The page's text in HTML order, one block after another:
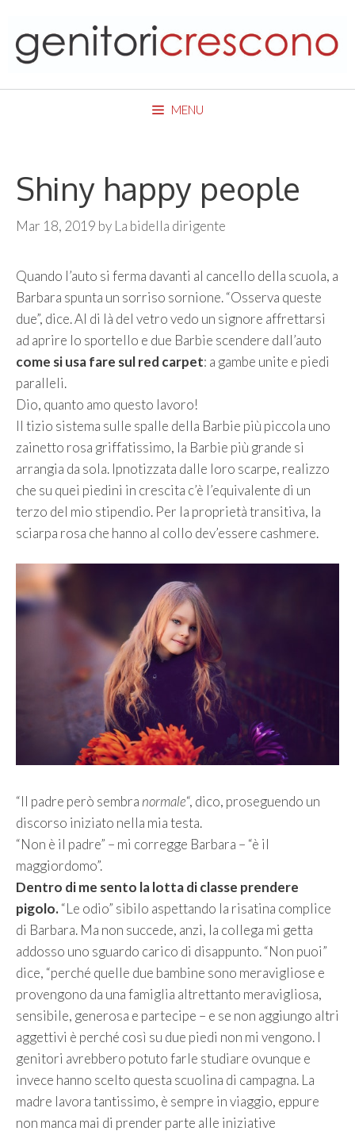
content
MENU
Shiny happy people
Mar 18, 2019 by La bidella dirigente
Quando l’auto si ferma davanti al cancello della scuola, a
Barbara spunta un sorriso sornione. “Osserva queste
due”, dice. Al di là del vetro vedo un signore affrettarsi
ad aprire lo sportello e due Barbie scendere dall’auto
come si usa fare sul red carpet: a gambe unite e piedi
paralleli.
Dio, quanto amo questo lavoro!
Il tizio sistema sulle spalle della Barbie più piccola uno
zainetto rosa griffatissimo, la Barbie più grande si
arrangia da sola. Ipnotizzata dalle loro scarpe, realizzo
che su quei piedini in crescita c’è l’equivalente di un
terzo del mio stipendio. Per la proprietà transitiva, la
sciarpa rosa che hanno al collo dev’essere cashmere.
“Il padre però sembranormale“, dico, proseguendo un
discorso iniziato nella mia testa.
“Non è il padre” – mi corregge Barbara – “è il
maggiordomo”.
Dentro di me sento la lotta di classe prendere
pigolo.“Le odio” sibilo aspettando la risatina complice
di Barbara. Ma non succede, anzi, la collega mi getta
addosso uno sguardo carico di disappunto. “Non puoi”
dice, “perché quelle due bambine sono meravigliose e
provengono da una famiglia altrettanto meravigliosa,
sensibile, generosa e partecipe – e se non aggiungo altri
aggettivi è perché così su due piedi non mi vengono. I
genitori avrebbero potuto farle studiare ovunque e
invece hanno scelto questa scuolina di campagna. La
madre lavora tantissimo, è sempre in viaggio, eppure
non manca mai di prender parte alle iniziative